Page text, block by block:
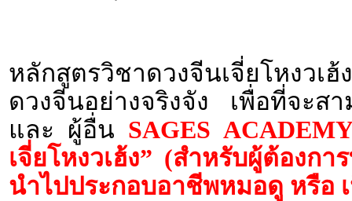
หลักสูตรวิชาดวงจีนเจี่ยโหงวเ
ดวงจีนอย่างจริงจัง เพื่อที่จะส
และ ผู้อื่น SAGES
เจี่ยโหงวเฮ้ง” (สำหรับผู้ต้องก
นำไปประกอบอาชีพหมอดู หรือ